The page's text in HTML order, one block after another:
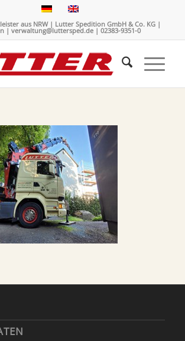
aus NRW | Lutter Spedition GmbH & Co. KG |
| verwaltung@luttersped.de | 02383-9351-0